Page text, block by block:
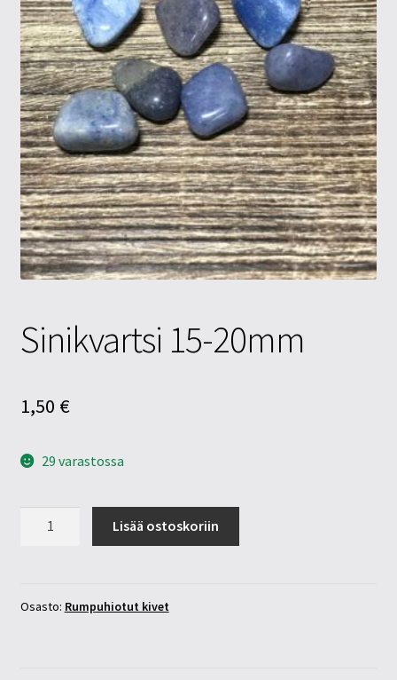
Tietosuojaseloste
Tuotteet
Yritysinfo
Sinikvartsi 15-20mm
1,50 €
29 varastossa
Lisää ostoskoriin
Osasto: Rumpuhiotut kivet